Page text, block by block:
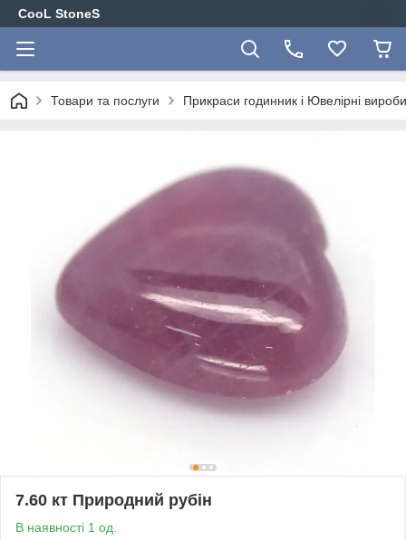
CooL StoneS
Товари та послуги Прикраси годинник і Ювелірні
7.60 кт Природний рубін
В наявності 1 од.